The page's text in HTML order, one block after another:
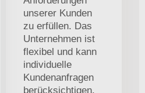
unserer Kunden
zu erfüllen. Das
Unternehmen ist
flexibel und kann
individuelle
Kundenanfragen
berücksichtigen.